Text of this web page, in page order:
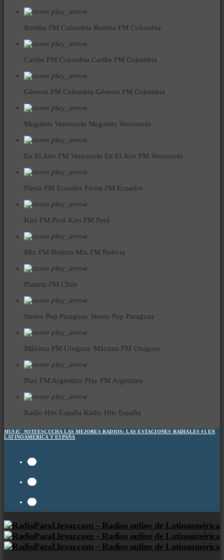
play_arrow
Rumba FM Colombia Rumba FM Colombia
play_arrow
Caribe FM Colombia Caribe FM Colombia
play_arrow
Génesis FM Colombia Génesis FM Colombia
play_arrow
Megahits Venezuela Megahits Venezuela
play_arrow
En El Aire FM Venezuela En El Aire FM Venezuela
play_arrow
Fiesta FM Ecuador Fiesta FM Ecuador
play_arrow
Kiss FM Perú Kiss FM Perú
play_arrow
Mix FM Bolivia Mix FM Bolivia
play_arrow
Planeta FM Chile
play_arrow
Stereo Pop Paraguay Stereo Pop Paraguay
play_arrow
Máxima FM Uruguay Máxima FM Uruguay
play_arrow
Play FM Argentina Play FM Argentina
play_arrow
Radio Hits España Radio Hits España
MUSIC_NOTEESCUCHA LAS MEJORES RADIOS: LAS ESTACIONES RADIALES #1 EN
LATINOAMÉRICA Y ESPAÑA